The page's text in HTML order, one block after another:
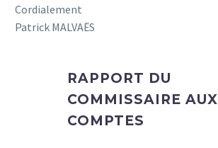
Cordialement
Patrick MALVAËS
RAPPORT DU
COMMISSAIRE AUX
COMPTES